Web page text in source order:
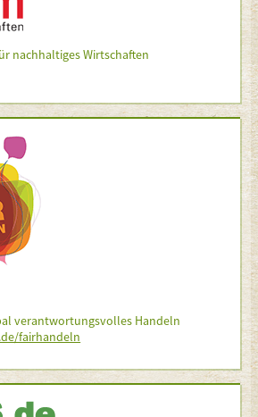
nachhaltiges Wirtschaften
verantwortungsvolles Handeln
fairhandeln